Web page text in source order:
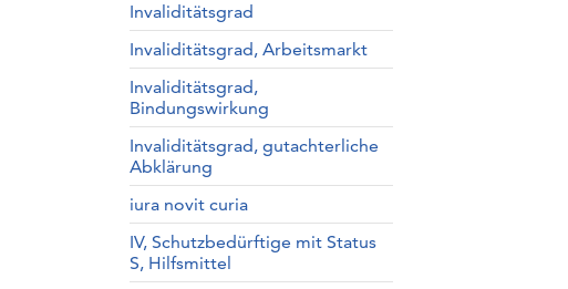
Invaliditätsgrad
Invaliditätsgrad, Arbeitsmarkt
Invaliditätsgrad,
Bindungswirkung
Invaliditätsgrad, gutachterliche
Abklärung
iura novit curia
IV, Schutzbedürftige mit Status
S, Hilfsmittel